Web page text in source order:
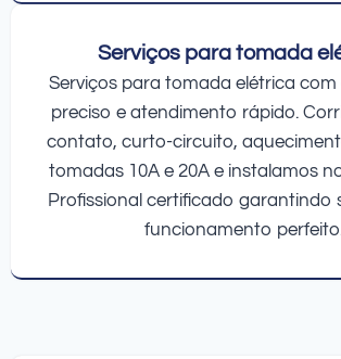
Serviços para tomada
Serviços para tomada elétrica
preciso e atendimento rápido.
contato, curto-circuito,
tomadas 10A e 20A e instalamos
Profissional certificado garantindo
funcionamento perfeito.